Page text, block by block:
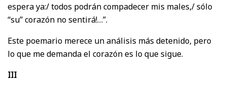
espera ya:/ todos podrán compadecer mis males,/ sólo
“su” corazón no sentirá!…”.
Este poemario merece un análisis más detenido, pero
lo que me demanda el corazón es lo que sigue.
III